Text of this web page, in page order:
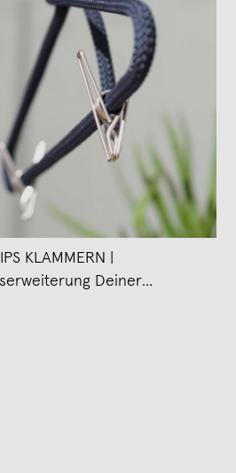
KLAMMERN |
Deiner
Garderoben & S-Haken |